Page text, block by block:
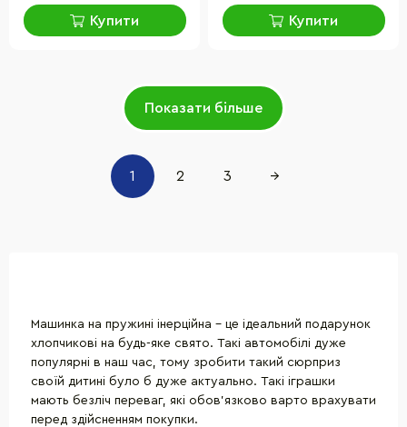
Купити Купити
Показати більше
1 2 3 →
Машинка на пружині інерційна - це ідеальний подарунок
хлопчикові на будь-яке свято. Такі автомобілі дуже
популярні в наш час, тому зробити такий сюрприз
своїй дитині було б дуже актуально. Такі іграшки
мають безліч переваг, які обов'язково варто врахувати
перед здійсненням покупки.